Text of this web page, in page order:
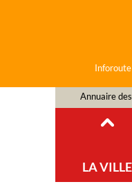
Annuaire
LA VILLE